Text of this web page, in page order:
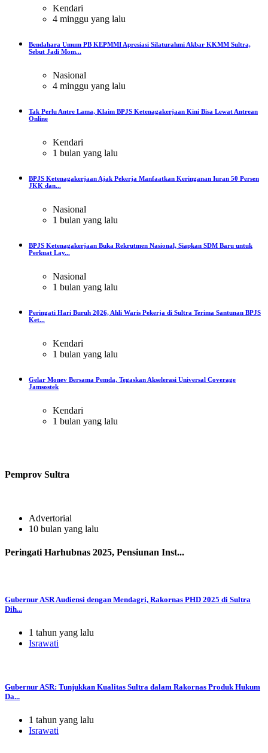
Kendari
4 minggu yang lalu
Bendahara Umum PB KEPMMI Apresiasi Silaturahmi Akbar KKMM Sultra,
Sebut Jadi Mom...
Nasional
4 minggu yang lalu
Tak Perlu Antre Lama, Klaim BPJS Ketenagakerjaan Kini Bisa Lewat Antrean
Online
Kendari
1 bulan yang lalu
BPJS Ketenagakerjaan Ajak Pekerja Manfaatkan Keringanan Iuran 50 Persen
JKK dan...
Nasional
1 bulan yang lalu
BPJS Ketenagakerjaan Buka Rekrutmen Nasional, Siapkan SDM Baru untuk
Perkuat Lay...
Nasional
1 bulan yang lalu
Peringati Hari Buruh 2026, Ahli Waris Pekerja di Sultra Terima Santunan BPJS
Ket...
Kendari
1 bulan yang lalu
Gelar Monev Bersama Pemda, Tegaskan Akselerasi Universal Coverage
Jamsostek
Kendari
1 bulan yang lalu
Pemprov Sultra
Advertorial
10 bulan yang lalu
Peringati Harhubnas 2025, Pensiunan Inst...
Gubernur ASR Audiensi dengan Mendagri, Rakornas PHD 2025 di Sultra
Dih...
1 tahun yang lalu
Israwati
Gubernur ASR: Tunjukkan Kualitas Sultra dalam Rakornas Produk Hukum
Da...
1 tahun yang lalu
Israwati